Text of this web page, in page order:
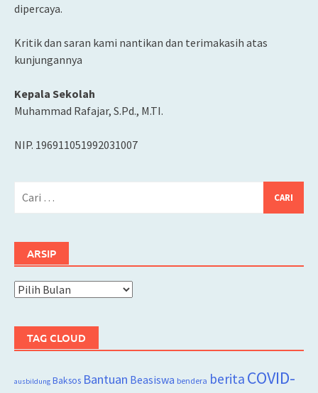
dipercaya.
Kritik dan saran kami nantikan dan terimakasih atas
kunjungannya
Kepala Sekolah
Muhammad Rafajar, S.Pd., M.TI.
NIP. 196911051992031007
ARSIP
Arsip
TAG CLOUD
ausbildung Baksos Bantuan Beasiswa bendera berita COVID-